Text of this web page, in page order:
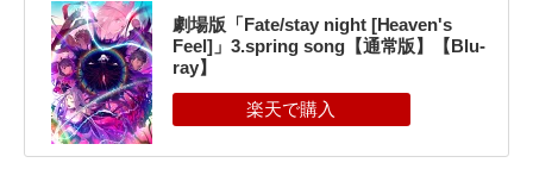
劇場版「Fate/stay night [Heaven's
Feel]」3.spring song【通常版】【Blu-
ray】